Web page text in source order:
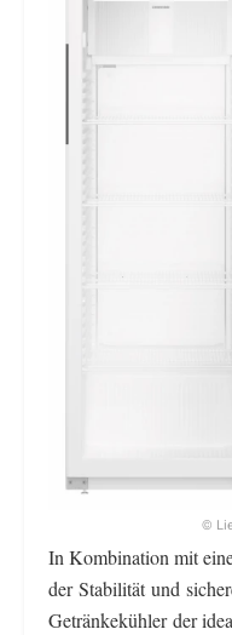
©
In Kombination mit
der Stabilität und
Getränkekühler der